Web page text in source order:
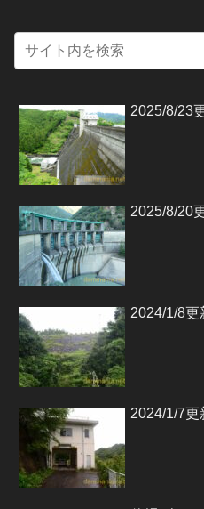
2025/8/23
2025/8/20
2024/1/8更
2024/1/7更